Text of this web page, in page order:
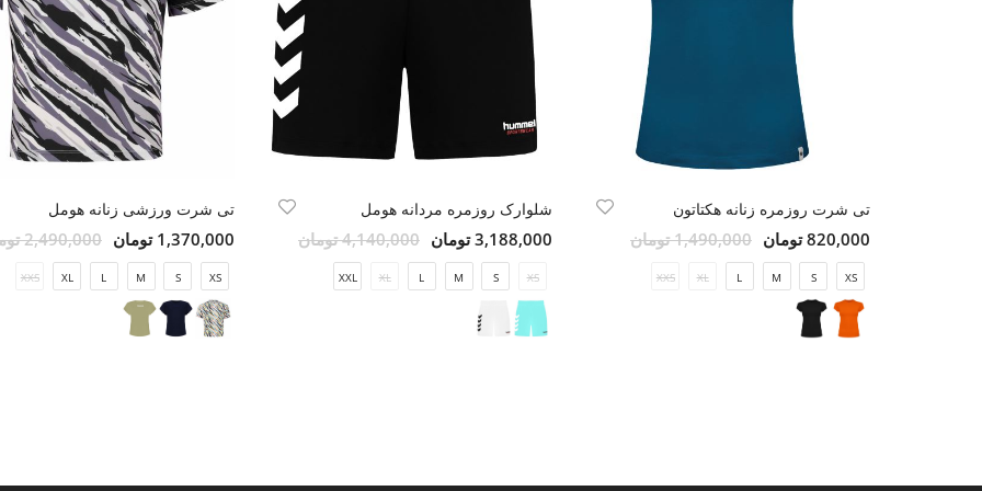
تی شرت روزمره زنانه هکتاتون
820,000 تومان 1,490,000 تومان
XS
S
M
L
XL
XXS
شلوارک روزمره مردانه هومل
3,188,000 تومان 4,140,000 تومان
XS
S
M
L
XL
XXL
تی شرت ورزشی زنانه هومل
1,370,000 تومان 2,490,000 تومان
XS
S
M
L
XL
XXS